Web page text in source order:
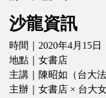
沙龍資訊
時間｜2020年4月15日
地點｜女書店
主講｜陳昭如（台大
主辦｜女書店 × 台大